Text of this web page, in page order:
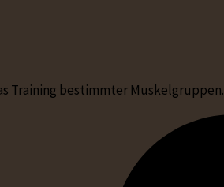
Training bestimmter Muskelgruppen.